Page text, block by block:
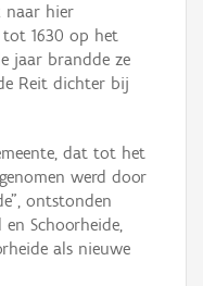
naar hier
tot 1630 op het
jaar brandde ze
Reit dichter bij
dat tot het
werd door
ontstonden
Schoorheide,
als nieuwe